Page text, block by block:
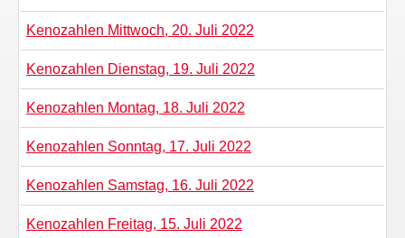
Kenozahlen Mittwoch, 20. Juli 2022
Kenozahlen Dienstag, 19. Juli 2022
Kenozahlen Montag, 18. Juli 2022
Kenozahlen Sonntag, 17. Juli 2022
Kenozahlen Samstag, 16. Juli 2022
Kenozahlen Freitag, 15. Juli 2022